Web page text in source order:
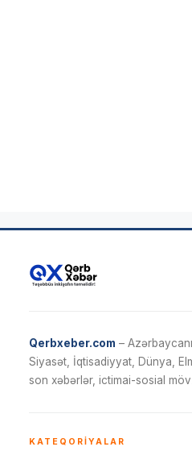
Qerbxeber.com –
Siyasət, İqtisadiyyat, Dünya,
son xəbərlər, ictimai-sosial
KATEQORIYALAR